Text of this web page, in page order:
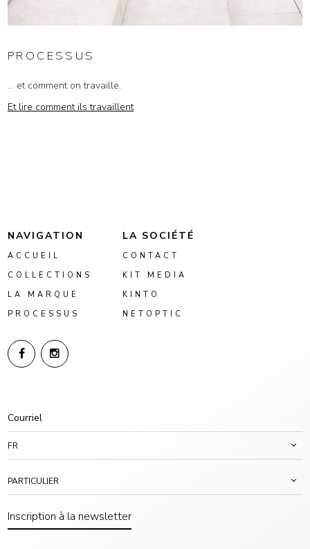
PROCESSUS
... et comment on travaille.
Et lire comment ils travaillent
NAVIGATION
ACCUEIL
COLLECTIONS
LA MARQUE
PROCESSUS
LA SOCIÉTÉ
CONTACT
KIT MEDIA
KINTO
NETOPTIC
FR
PARTICULIER
Inscription à la newsletter